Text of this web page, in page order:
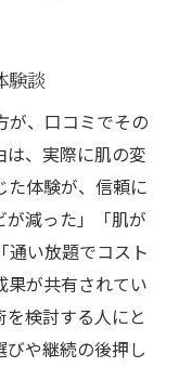
験談
が、口コミでその
、実際に肌の変
た体験が、信頼に
が減った」「肌が
通い放題でコスト
果が共有されてい
検討する人にと
や継続の後押し